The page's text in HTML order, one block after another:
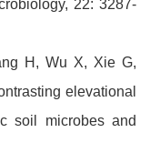
22: 3287-
H, Wu X, Xie G,
elevational
soil microbes and